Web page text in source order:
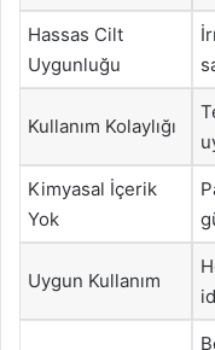
Hassas Cilt
Uygunluğu
Kullanım Kolaylığı
Kimyasal İçerik
Yok
Uygun Kullanım